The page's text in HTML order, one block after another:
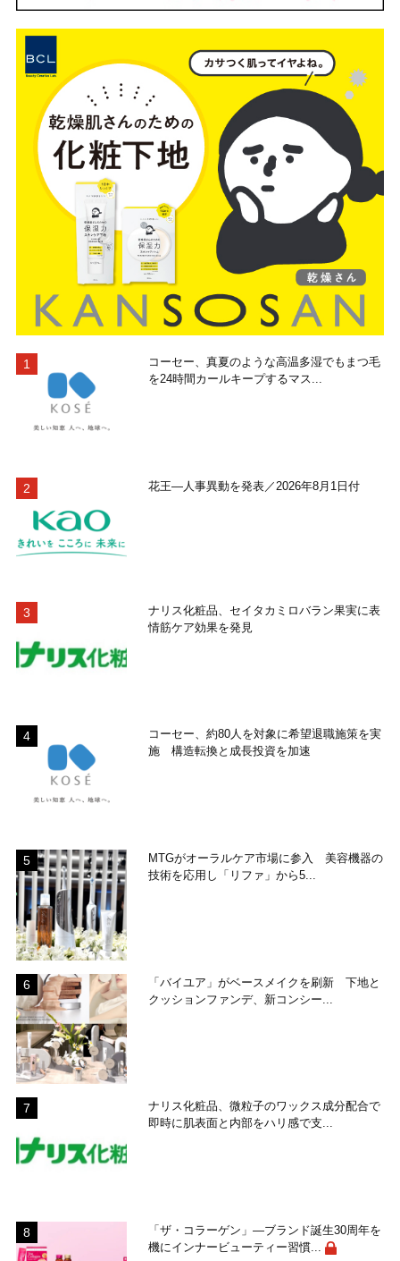
コーセー、真夏のような高温多湿でもまつ毛
を24時間カールキープするマス...
花王―人事異動を発表／2026年8月1日付
ナリス化粧品、セイタカミロバラン果実に表
情筋ケア効果を発見
コーセー、約80人を対象に希望退職施策を実
施 構造転換と成長投資を加速
MTGがオーラルケア市場に参入 美容機器の
技術を応用し「リファ」から5...
「バイユア」がベースメイクを刷新 下地と
クッションファンデ、新コンシー...
ナリス化粧品、微粒子のワックス成分配合で
即時に肌表面と内部をハリ感で支...
「ザ・コラーゲン」―ブランド誕生30周年を
機にインナービューティー習慣...